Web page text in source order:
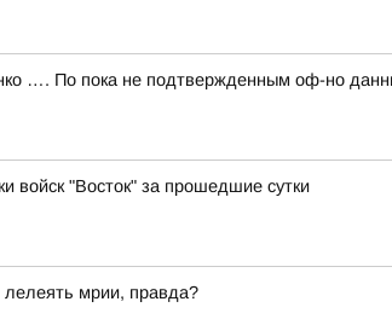
…. По пока не подтвержденным оф-но
войск "Восток" за прошедшие сутки
мрии, правда?